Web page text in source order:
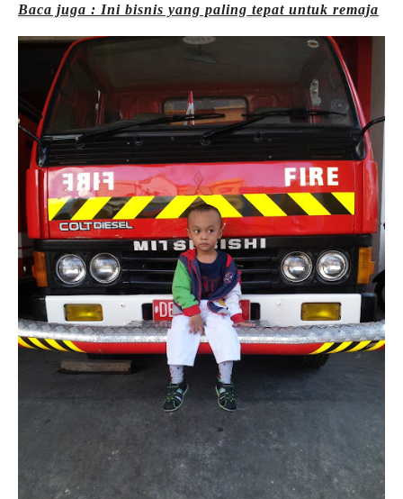
Baca juga : Ini bisnis yang paling tepat untuk remaja